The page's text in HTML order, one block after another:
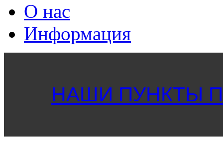
О нас
Информация
НАШИ ПУНКТЫ